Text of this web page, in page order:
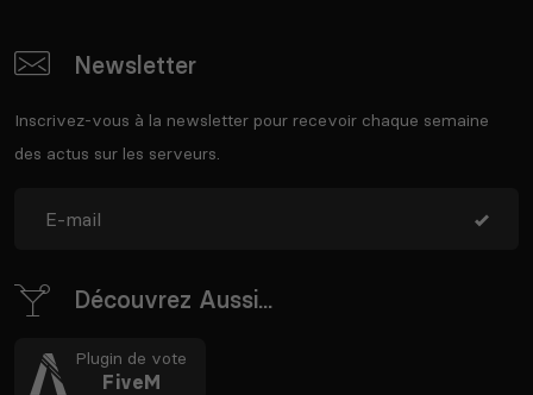
Newsletter
Inscrivez-vous à la newsletter pour recevoir chaque semaine
des actus sur les serveurs.
Découvrez Aussi...
Plugin de vote
FiveM